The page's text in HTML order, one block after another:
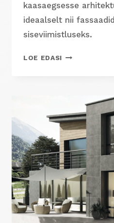
kaasaegsesse
ideaalselt nii
siseviimistluseks.
LOE EDASI PRISSMACER
KAASAEGNE
ARHITEKTUUR
HISPAANIA